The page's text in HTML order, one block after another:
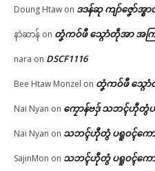
Doung Htaw on ဒဒန်ဆု ကျာ်ဇၞော်အ္
နာဲဆာန် on တၞံကဝ်ဖီ သ္ဂောံတဵုအာ အက
nara on DSCF1116
Bee Htaw Monzel on တၞံကဝ်ဖီ သ္ဂေ
Nai Nyan on ကၠောန်ဗဒှ် သဘၚ်ဟီုတွံပ
Nai Nyan on သဘၚ်ဟီုတွံ ပရူဝၚ်ကော
SajinMon on သဘၚ်ဟီုတွံ ပရူဝၚ်ကော